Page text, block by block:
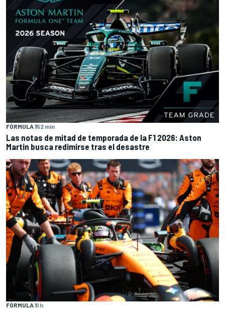
FÓRMULA 152 min
Las notas de mitad de temporada de la F1 2026: Aston
Martin busca redimirse tras el desastre
FÓRMULA 11 h